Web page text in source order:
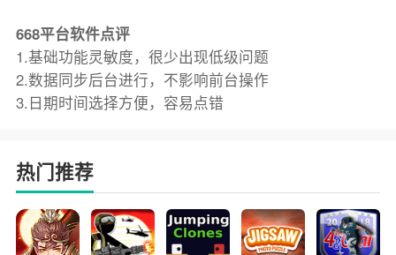
668平台软件点评
1.基础功能灵敏度，很少出现低级问题
2.数据同步后台进行，不影响前台操作
3.日期时间选择方便，容易点错
热门推荐